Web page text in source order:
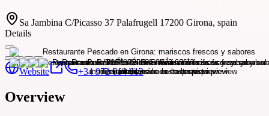
Sa Jambina C/Picasso 37 Palafrugell 17200 Girona, spain
Details
Website +34 972 614 613
Overview